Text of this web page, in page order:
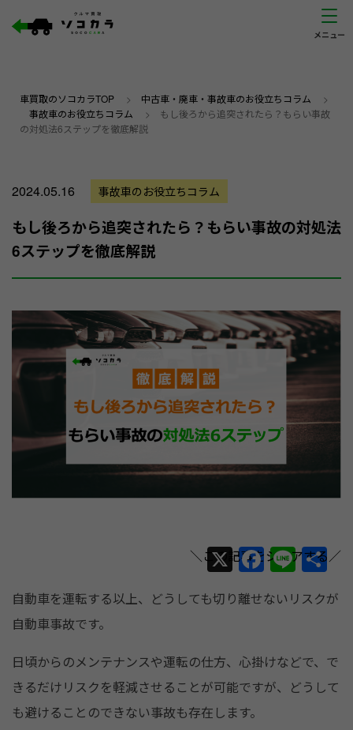
車買取のソコカラTOP > 中古車・廃車・事故車のお役立ちコラム >
事故車のお役立ちコラム > もし後ろから追突されたら？もらい事故
の対処法6ステップを徹底解説
2024.05.16 事故車のお役立ちコラム
もし後ろから追突されたら？もらい事故の対処法
6ステップを徹底解説
X F
a
c
b
o
Li
n
e
共
有
自動車を運転する以上、どうしても切り離せないリスクが
自動車事故です。
日頃からのメンテナンスや運転の仕方、心掛けなどで、で
きるだけリスクを軽減させることが可能ですが、どうして
も避けることのできない事故も存在します。